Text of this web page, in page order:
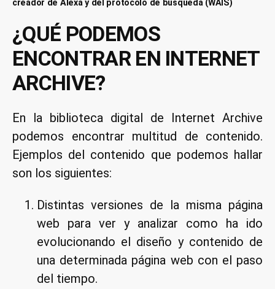
creador de Alexa y del protocolo de búsqueda (WAIS)
¿QUÉ PODEMOS
ENCONTRAR EN INTERNET
ARCHIVE?
En la biblioteca digital de Internet Archive
podemos encontrar multitud de contenido.
Ejemplos del contenido que podemos hallar
son los siguientes:
Distintas versiones de la misma página
web para ver y analizar como ha ido
evolucionando el diseño y contenido de
una determinada página web con el paso
del tiempo.